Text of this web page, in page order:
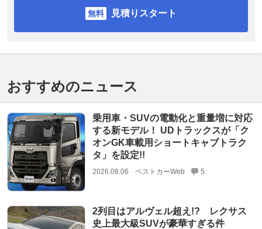
見積りスタート
おすすめのニュース
乗用車・SUVの電動化と重量増に対応
する新モデル！ UDトラックスが「ク
オンGK車載用ショートキャブトラク
タ」を設定!!
2026.08.06 ベストカーWeb 5
2列目はアルヴェル超え!? レクサス
史上最大級SUVが豪華すぎる件